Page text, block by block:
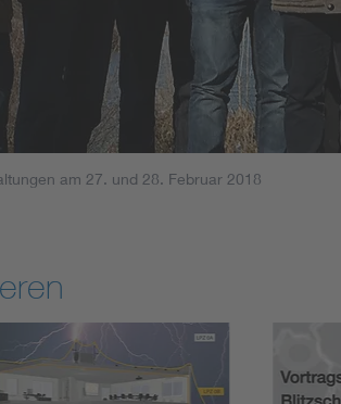
am 27. und 28. Februar 2018